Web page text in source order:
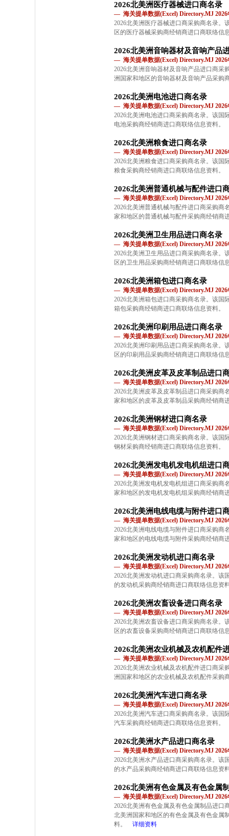
2026北美洲医疗器械进口商名录
— 海关提单数据(Excel) Directory.MJ 2026
2026北美洲医疗器械进口商采购商名录。
区的医疗器械采购商经销商进口商联络信
2026北美洲音响器材及音响产品
— 海关提单数据(Excel) Directory.MJ 2026
2026北美洲音响器材及音响产品进口商采
洲国家和地区的音响器材及音响产品采购
2026北美洲电池进口商名录
— 海关提单数据(Excel) Directory.MJ 2026
2026北美洲电池进口商采购商名录。该国
电池采购商经销商进口商联络信息资料。
2026北美洲粮食进口商名录
— 海关提单数据(Excel) Directory.MJ 2026
2026北美洲粮食进口商采购商名录。该国
粮食采购商经销商进口商联络信息资料。
2026北美洲普通机械与配件进口
— 海关提单数据(Excel) Directory.MJ 2026
2026北美洲普通机械与配件进口商采购商
家和地区的普通机械与配件采购商经销商
2026北美洲卫生用品进口商名录
— 海关提单数据(Excel) Directory.MJ 2026
2026北美洲卫生用品进口商采购商名录。
区的卫生用品采购商经销商进口商联络信
2026北美洲箱包进口商名录
— 海关提单数据(Excel) Directory.MJ 2026
2026北美洲箱包进口商采购商名录。该国
箱包采购商经销商进口商联络信息资料。
2026北美洲印刷用品进口商名录
— 海关提单数据(Excel) Directory.MJ 2026
2026北美洲印刷用品进口商采购商名录。
区的印刷用品采购商经销商进口商联络信
2026北美洲皮革及皮革制品进口
— 海关提单数据(Excel) Directory.MJ 2026
2026北美洲皮革及皮革制品进口商采购商
家和地区的皮革及皮革制品采购商经销商
2026北美洲钢材进口商名录
— 海关提单数据(Excel) Directory.MJ 2026
2026北美洲钢材进口商采购商名录。该国
钢材采购商经销商进口商联络信息资料。
2026北美洲发电机发电机组进口
— 海关提单数据(Excel) Directory.MJ 2026
2026北美洲发电机发电机组进口商采购商
家和地区的发电机发电机组采购商经销商
2026北美洲电线电缆与附件进口
— 海关提单数据(Excel) Directory.MJ 2026
2026北美洲电线电缆与附件进口商采购商
家和地区的电线电缆与附件采购商经销商
2026北美洲发动机进口商名录
— 海关提单数据(Excel) Directory.MJ 2026
2026北美洲发动机进口商采购商名录。该
的发动机采购商经销商进口商联络信息资
2026北美洲农畜设备进口商名录
— 海关提单数据(Excel) Directory.MJ 2026
2026北美洲农畜设备进口商采购商名录。
区的农畜设备采购商经销商进口商联络信
2026北美洲农业机械及农机配件
— 海关提单数据(Excel) Directory.MJ 2026
2026北美洲农业机械及农机配件进口商采
洲国家和地区的农业机械及农机配件采购
2026北美洲汽车进口商名录
— 海关提单数据(Excel) Directory.MJ 2026
2026北美洲汽车进口商采购商名录。该国
汽车采购商经销商进口商联络信息资料。
2026北美洲水产品进口商名录
— 海关提单数据(Excel) Directory.MJ 2026
2026北美洲水产品进口商采购商名录。该
的水产品采购商经销商进口商联络信息资
2026北美洲有色金属及有色金属
— 海关提单数据(Excel) Directory.MJ 2026
2026北美洲有色金属及有色金属制品进口
北美洲国家和地区的有色金属及有色金属
料。
详细资料